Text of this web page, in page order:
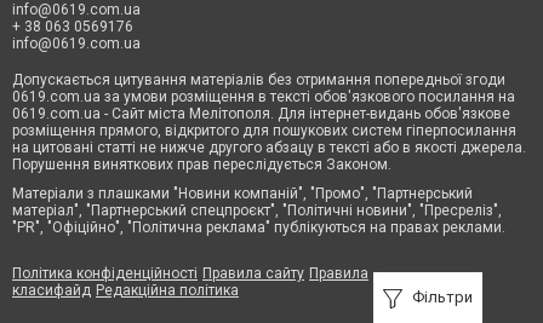
Фільтри
info@0619.com.ua
+ 38 063 0569176
info@0619.com.ua
Допускається цитування матеріалів без отримання попередньої згоди
0619.com.ua за умови розміщення в тексті обов'язкового посилання на
0619.com.ua - Сайт міста Мелітополя. Для інтернет-видань обов'язкове
розміщення прямого, відкритого для пошукових систем гіперпосилання
на цитовані статті не нижче другого абзацу в тексті або в якості джерела.
Порушення виняткових прав переслідується Законом.
Матеріали з плашками "Новини компаній", "Промо", "Партнерський
матеріал", "Партнерський спецпроєкт", "Політичні новини", "Пресреліз",
"PR", "Офіційно", "Політична реклама" публікуються на правах реклами.
Політика конфіденційності Правила сайту Правила
класифайд Редакційна політика